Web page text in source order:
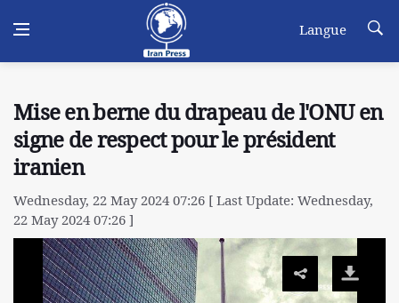
Langue
Mise en berne du drapeau de l'ONU en
signe de respect pour le président
iranien
Wednesday, 22 May 2024 07:26 [ Last Update: Wednesday,
22 May 2024 07:26 ]